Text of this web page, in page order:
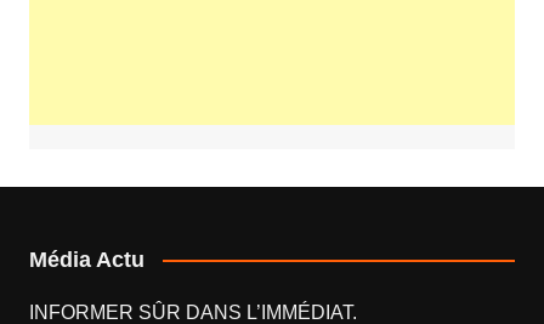
Média Actu
INFORMER SÛR DANS L’IMMÉDIAT.